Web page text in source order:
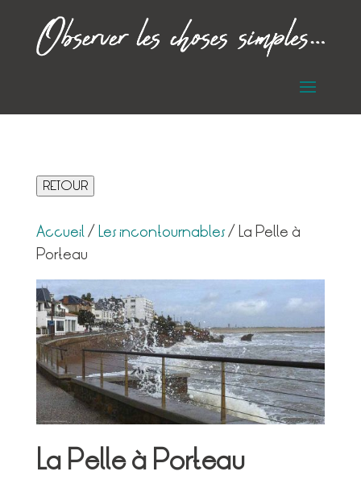
RETOUR
Accueil/Les incontournables/ La Pelle à
Porteau
La Pelle à Porteau